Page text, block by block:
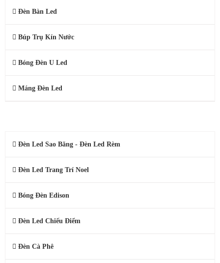
Đèn Bàn Led
Búp Trụ Kín Nước
Bóng Đèn U Led
Máng Đèn Led
Đèn Led Sao Băng - Đèn Led Rèm
Đèn Led Trang Trí Noel
Bóng Đèn Edison
Đèn Led Chiếu Điểm
Đèn Cà Phê